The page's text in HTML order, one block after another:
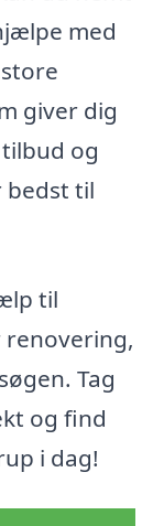
med
giver dig
og
bedst til
til
Tag
og find
i dag!